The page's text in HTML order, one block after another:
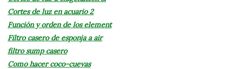
Cortes de luz en acuario 2
Función y orden de los element
Filtro casero de esponja a air
filtro sump casero
Como hacer coco-cuevas